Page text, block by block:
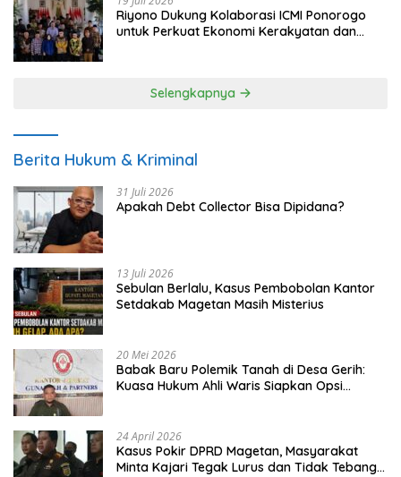
Riyono Dukung Kolaborasi ICMI Ponorogo
untuk Perkuat Ekonomi Kerakyatan dan
Selengkapnya
Berita Hukum & Kriminal
31 Juli 2026
Apakah Debt Collector Bisa Dipidana?
13 Juli 2026
Sebulan Berlalu, Kasus Pembobolan Kantor
Setdakab Magetan Masih Misterius
20 Mei 2026
Babak Baru Polemik Tanah di Desa Gerih:
Kuasa Hukum Ahli Waris Siapkan Opsi
24 April 2026
Kasus Pokir DPRD Magetan, Masyarakat
Minta Kajari Tegak Lurus dan Tidak Tebang